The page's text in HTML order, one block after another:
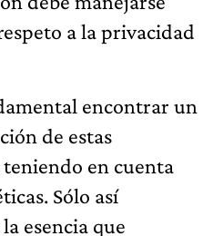
a la privacidad
encontrar un
de estas
en cuenta
Sólo así
esencia que